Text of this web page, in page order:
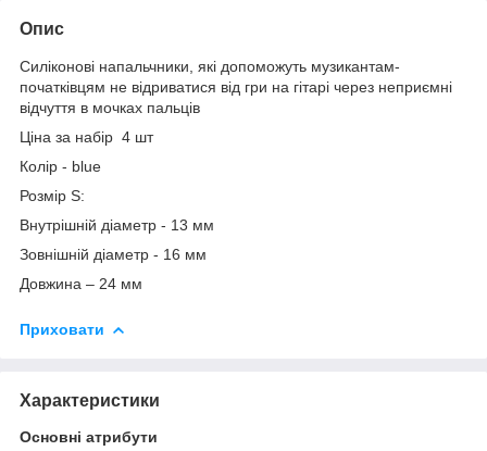
Опис
Силіконові напальчники, які допоможуть музикантам-
початківцям не відриватися від гри на гітарі через неприємні
відчуття в мочках пальців
Ціна за набір 4 шт
Колір - blue
Розмір S:
Внутрішній діаметр - 13 мм
Зовнішній діаметр - 16 мм
Довжина – 24 мм
Приховати
Характеристики
Основні атрибути